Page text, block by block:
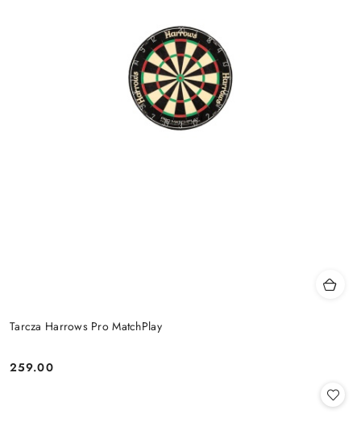
Tarcza Harrows Pro MatchPlay
Cena:
259.00